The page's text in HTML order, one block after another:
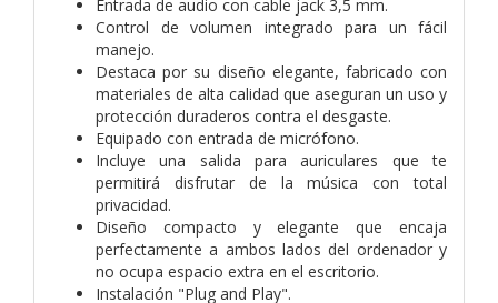
Entrada de audio con cable jack 3,5 mm.
Control de volumen integrado para un fácil
manejo.
Destaca por su diseño elegante, fabricado con
materiales de alta calidad que aseguran un uso y
protección duraderos contra el desgaste.
Equipado con entrada de micrófono.
Incluye una salida para auriculares que te
permitirá disfrutar de la música con total
privacidad.
Diseño compacto y elegante que encaja
perfectamente a ambos lados del ordenador y
no ocupa espacio extra en el escritorio.
Instalación "Plug and Play".